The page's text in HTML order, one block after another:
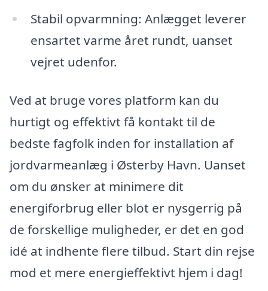
Stabil opvarmning: Anlægget leverer
ensartet varme året rundt, uanset
vejret udenfor.
Ved at bruge vores platform kan du
hurtigt og effektivt få kontakt til de
bedste fagfolk inden for installation af
jordvarmeanlæg i Østerby Havn. Uanset
om du ønsker at minimere dit
energiforbrug eller blot er nysgerrig på
de forskellige muligheder, er det en god
idé at indhente flere tilbud. Start din rejse
mod et mere energieffektivt hjem i dag!